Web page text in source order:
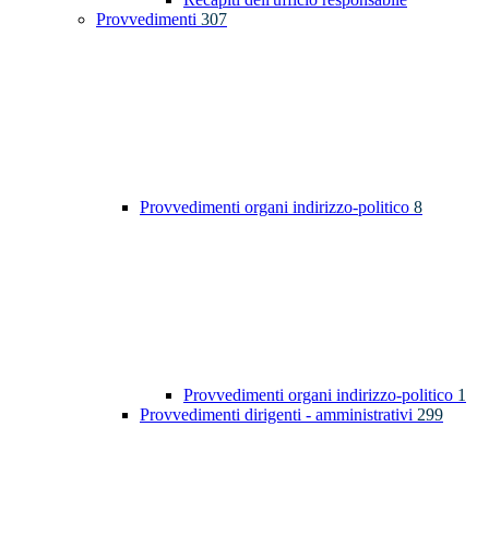
Provvedimenti 307
Provvedimenti organi indirizzo-politico 8
Provvedimenti organi indirizzo-politico 1
Provvedimenti dirigenti - amministrativi 299